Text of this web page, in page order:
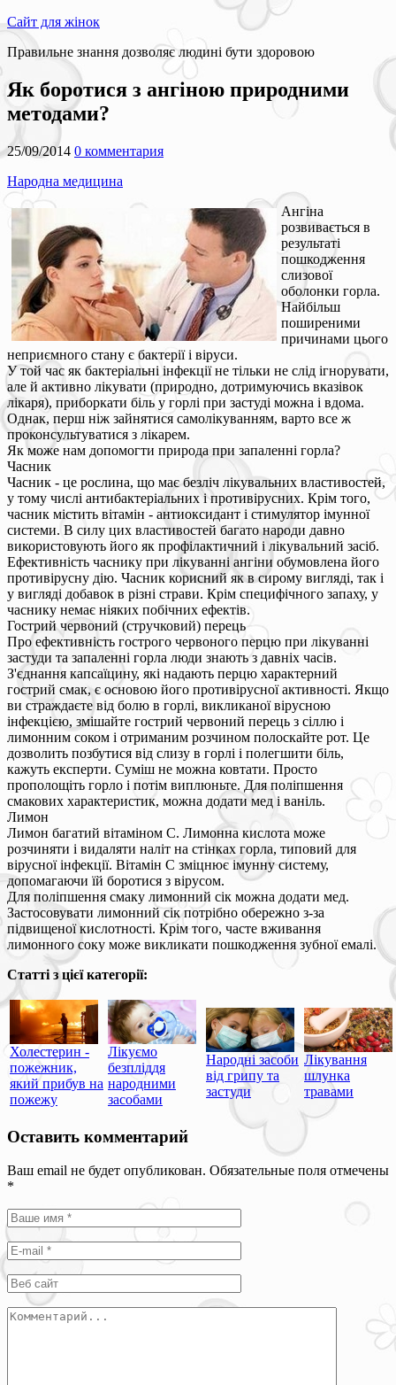
Сайт для жінок
Правильне знання дозволяє людині бути здоровою
Як боротися з ангіною природними
методами?
25/09/2014 0 комментария
Народна медицина
Ангіна
розвивається в
результаті
пошкодження
слизової
оболонки горла.
Найбільш
поширеними
причинами цього
неприємного стану є бактерії і віруси.
У той час як бактеріальні інфекції не тільки не слід ігнорувати,
але й активно лікувати (природно, дотримуючись вказівок
лікаря), приборкати біль у горлі при застуді можна і вдома.
Однак, перш ніж зайнятися самолікуванням, варто все ж
проконсультуватися з лікарем.
Як може нам допомогти природа при запаленні горла?
Часник
Часник - це рослина, що має безліч лікувальних властивостей,
у тому числі антибактеріальних і противірусних. Крім того,
часник містить вітамін - антиоксидант і стимулятор імунної
системи. В силу цих властивостей багато народи давно
використовують його як профілактичний і лікувальний засіб.
Ефективність часнику при лікуванні ангіни обумовлена його
противірусну дію. Часник корисний як в сирому вигляді, так і
у вигляді добавок в різні страви. Крім специфічного запаху, у
часнику немає ніяких побічних ефектів.
Гострий червоний (стручковий) перець
Про ефективність гострого червоного перцю при лікуванні
застуди та запаленні горла люди знають з давніх часів.
З'єднання капсаїцину, які надають перцю характерний
гострий смак, є основою його противірусної активності. Якщо
ви страждаєте від болю в горлі, викликаної вірусною
інфекцією, змішайте гострий червоний перець з сіллю і
лимонним соком і отриманим розчином полоскайте рот. Це
дозволить позбутися від слизу в горлі і полегшити біль,
кажуть експерти. Суміш не можна ковтати. Просто
прополощіть горло і потім виплюньте. Для поліпшення
смакових характеристик, можна додати мед і ваніль.
Лимон
Лимон багатий вітаміном С. Лимонна кислота може
розчиняти і видаляти наліт на стінках горла, типовий для
вірусної інфекції. Вітамін С зміцнює імунну систему,
допомагаючи їй боротися з вірусом.
Для поліпшення смаку лимонний сік можна додати мед.
Застосовувати лимонний сік потрібно обережно з-за
підвищеної кислотності. Крім того, часте вживання
лимонного соку може викликати пошкодження зубної емалі.
Статті з цієї категорії:
Холестерин -
пожежник,
який прибув на
пожежу
Лікуємо
безпліддя
народними
засобами
Народні засоби
від грипу та
застуди
Лікування
шлунка
травами
Оставить комментарий
Ваш email не будет опубликован. Обязательные поля отмечены
*